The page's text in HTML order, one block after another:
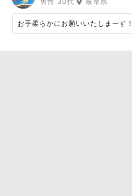
お手柔らかにお願いいたしまーす！